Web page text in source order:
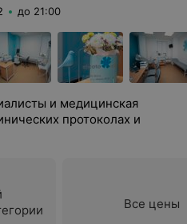
до 21:00
и медицинская
протоколах и
Все цены